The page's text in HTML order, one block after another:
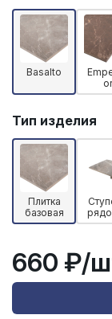
Basalto
or
Тип изделия
Плитка
базовая
660 ₽/